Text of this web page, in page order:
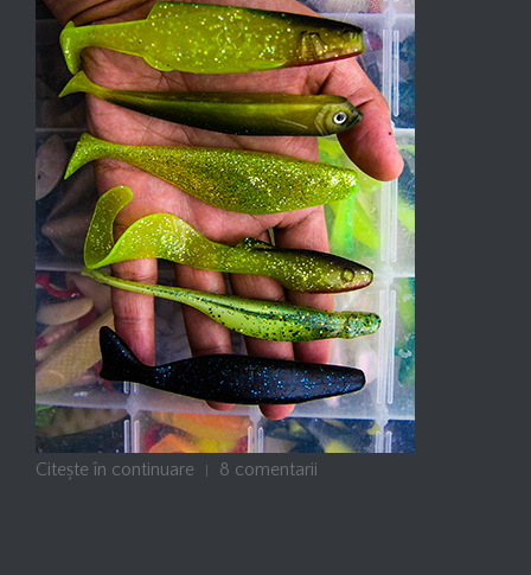
Citește în continuare 8 comentarii